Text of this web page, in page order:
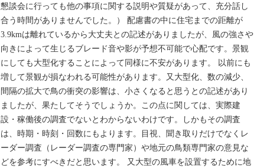
懇談会に行っても他の事項に関する説明や質疑があって、充分話し
合う時間がありませんでした。） 配慮書の中に住宅までの距離が
3.9kmは離れているから大丈夫との記述がありましたが、風の強さや
向きによって生じるブレード音や影が予想不可能で心配です。景観
にしても大型化することによって同様に不安があります。 以前にも
増して景観が損なわれる可能性があります。又大型化、数の減少、
間隔の拡大で鳥の衝突の影響は、小さくなると思うとの記述があり
ましたが、果たしてそうでしょうか。この点に関しては、実際建
設・稼働後の調査でないとわからないわけです。しかもその調査
は、時期・時刻・回数にもよります。目視、聞き取りだけでなくレ
ーダー調査（レーダー調査の専門家）や地元の鳥類専門家の意見な
どを参考にすべきだと思います。 又大型の風車を設置するために地